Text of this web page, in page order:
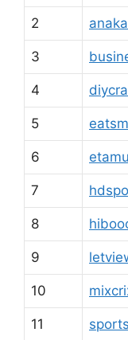
2
3
4
5
6
7
8
9
10
11